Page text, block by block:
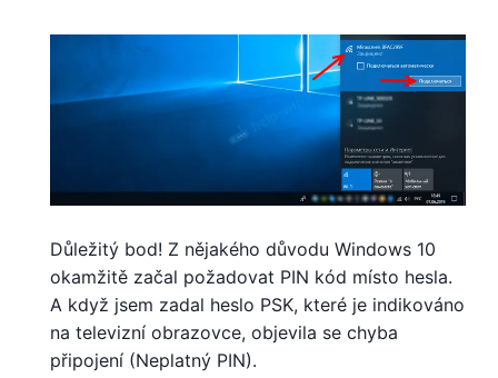
Důležitý bod! Z nějakého důvodu Windows 10
okamžitě začal požadovat PIN kód místo hesla.
A když jsem zadal heslo PSK, které je indikováno
na televizní obrazovce, objevila se chyba
připojení (Neplatný PIN).